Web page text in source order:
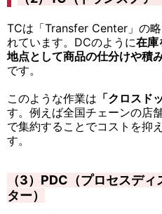
TCは「Transfer Center」の略
れています。DCのように在庫
地点として商品の仕分けや積
です。
このような作業は 「クロスド
す。例えば全国チェーンの店
で集約することでコストを抑
す。
（3）PDC（プロセスデ
ター）